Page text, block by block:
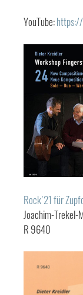
YouTube:
Rock´21 für
Joachim-Trekel-
R 9640